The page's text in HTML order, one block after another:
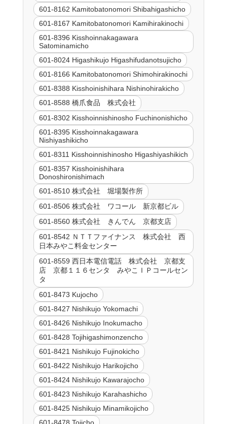
601-8162 Kamitobatonomori Shibahigashicho
601-8167 Kamitobatonomori Kamihirakinochi
601-8396 Kisshoinnakagawara
Satominamicho
601-8024 Higashikujo Higashifudanotsujicho
601-8166 Kamitobatonomori Shimohirakinochi
601-8388 Kisshoinishihara Nishinohirakicho
601-8588 橋爪食品 株式会社
601-8302 Kisshoinnishinosho Fuchinonishicho
601-8395 Kisshoinnakagawara
Nishiyashikicho
601-8311 Kisshoinnishinosho Higashiyashikich
601-8357 Kisshoinishihara
Donoshironishimach
601-8510 株式会社 堀場製作所
601-8506 株式会社 ワコール 新京都ビル
601-8560 株式会社 きんでん 京都支店
601-8542 ＮＴＴファイナンス 株式会社 西
日本みやこ料金センター
601-8559 西日本電信電話 株式会社 京都支
店 京都１１６センタ みやこＩＰコールセン
タ
601-8473 Kujocho
601-8427 Nishikujo Yokomachi
601-8426 Nishikujo Inokumacho
601-8428 Tojihigashimonzencho
601-8421 Nishikujo Fujinokicho
601-8422 Nishikujo Harikojicho
601-8424 Nishikujo Kawarajocho
601-8423 Nishikujo Karahashicho
601-8425 Nishikujo Minamikojicho